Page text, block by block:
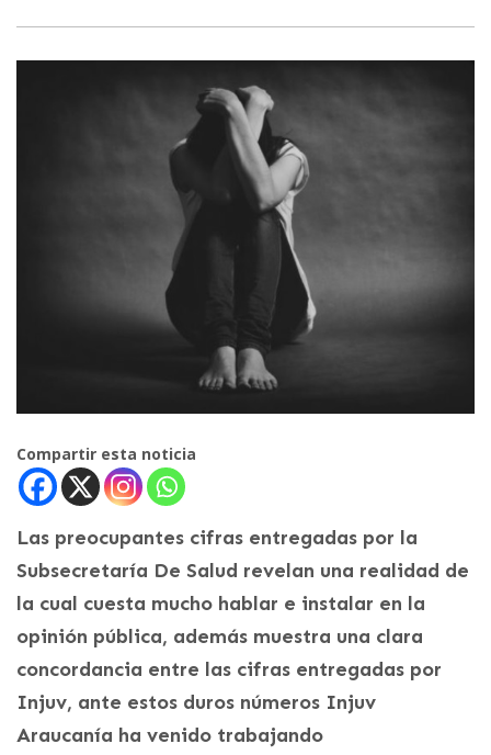
Compartir esta noticia
Las preocupantes cifras entregadas por la
Subsecretaría De Salud revelan una realidad de
la cual cuesta mucho hablar e instalar en la
opinión pública, además muestra una clara
concordancia entre las cifras entregadas por
Injuv, ante estos duros números Injuv
Araucanía ha venido trabajando